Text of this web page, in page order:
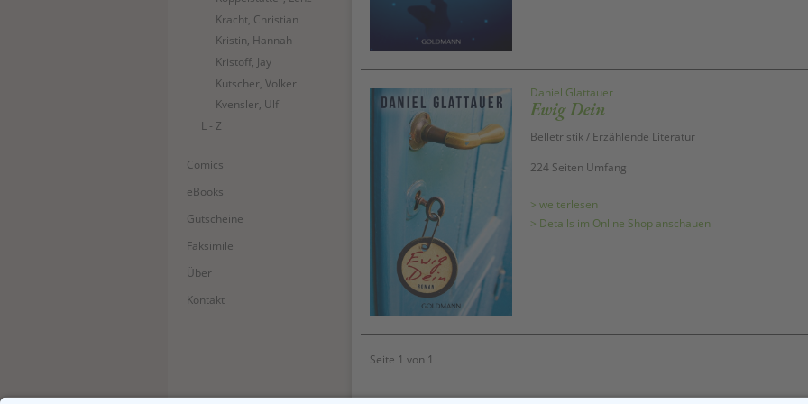
Kracht, Christian
Kristin, Hannah
Kristoff, Jay
Kutscher, Volker
Kvensler, Ulf
L - Z
Comics
eBooks
Gutscheine
Faksimile
Über
Kontakt
Daniel Glattauer
Ewig Dein
Belletristik / Erzählende Literatur
224 Seiten Umfang
> weiterlesen
> Details im Online Shop anschauen
Seite 1 von 1